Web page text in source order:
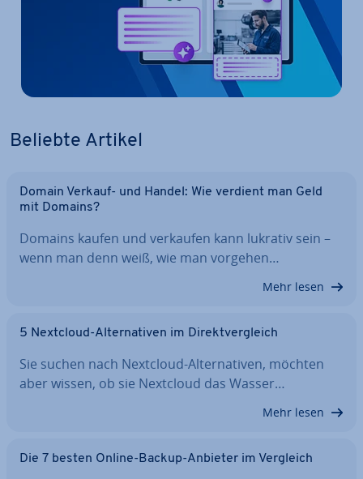
Beliebte Artikel
Domain Verkauf- und Handel: Wie verdient man Geld
mit Domains?
Domains kaufen und verkaufen kann lukrativ sein –
wenn man denn weiß, wie man vorgehen…
Mehr lesen
5 Nextcloud-Al­ter­na­ti­ven im Di­rekt­ver­gleich
Sie suchen nach Nextcloud-Al­ter­na­ti­ven, möchten
aber wissen, ob sie Nextcloud das Wasser…
Mehr lesen
Die 7 besten Online-Backup-Anbieter im Vergleich